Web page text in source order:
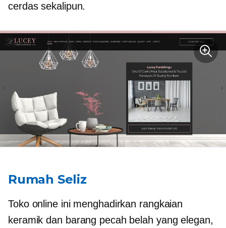
cerdas sekalipun.
Rumah Seliz
Toko online ini menghadirkan rangkaian
keramik dan barang pecah belah yang elegan,